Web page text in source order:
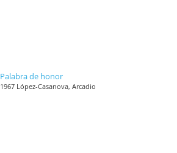
Palabra de honor
1967 López-Casanova, Arcadio